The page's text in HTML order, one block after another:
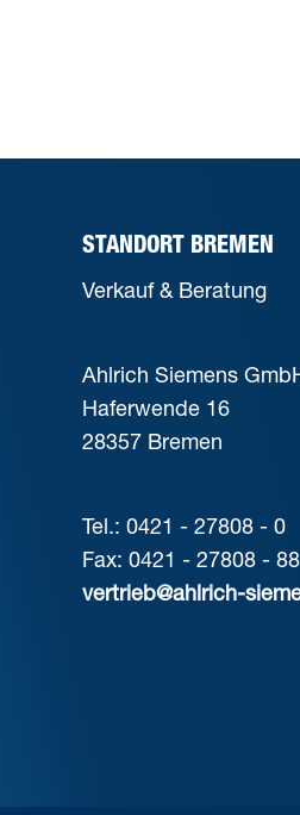
STANDORT BREMEN
Verkauf & Beratung
Ahlrich Siemens
Haferwende 16
28357 Bremen
Tel.: 0421 - 27808 - 0
Fax: 0421 - 27808 - 88
vertrieb@ahlrich-